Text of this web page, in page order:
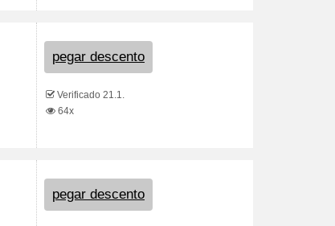
pegar descento
Verificado 21.1.
64x
pegar descento